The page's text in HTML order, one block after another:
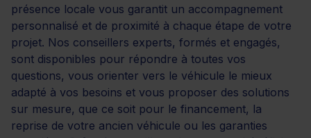
présence locale vous garantit un accompagnement
personnalisé et de proximité à chaque étape de votre
projet. Nos conseillers experts, formés et engagés,
sont disponibles pour répondre à toutes vos
questions, vous orienter vers le véhicule le mieux
adapté à vos besoins et vous proposer des solutions
sur mesure, que ce soit pour le financement, la
reprise de votre ancien véhicule ou les garanties